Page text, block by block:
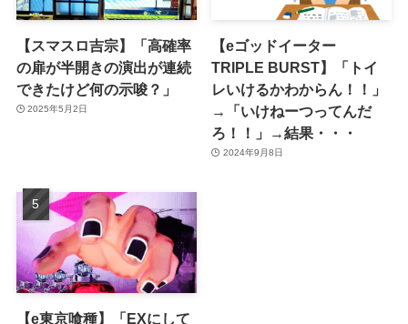
【スマスロ吉宗】「高確率
の扉が半開きの演出が連続
できたけど何の示唆？」
2025年5月2日
【eゴッドイーター
TRIPLE BURST】「トイ
レいけるかわからん！！」
→「いけねーつってんだ
ろ！！」→結果・・・
2024年9月8日
【e東京喰種】「EXにして